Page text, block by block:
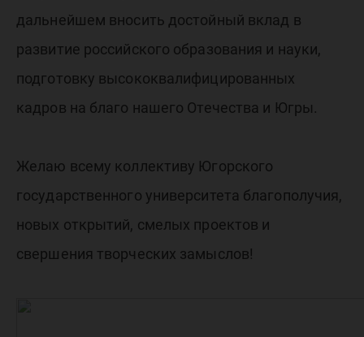
дальнейшем вносить достойный вклад в
развитие российского образования и науки,
подготовку высококвалифицированных
кадров на благо нашего Отечества и Югры.
Желаю всему коллективу Югорского
государственного университета благополучия,
новых открытий, смелых проектов и
свершения творческих замыслов!